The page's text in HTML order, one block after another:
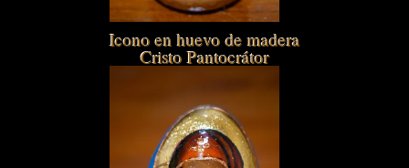
Icono en huevo de madera
Cristo Pantocrátor